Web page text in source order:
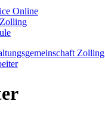
Online
Zolling